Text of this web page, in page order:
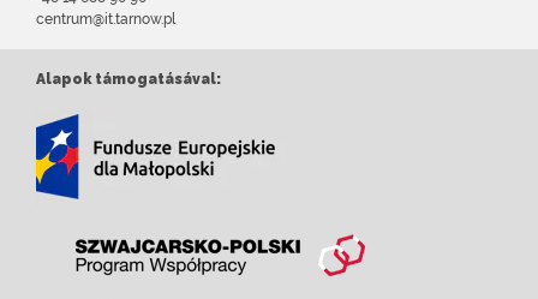
centrum@it.tarnow.pl
Alapok támogatásával: